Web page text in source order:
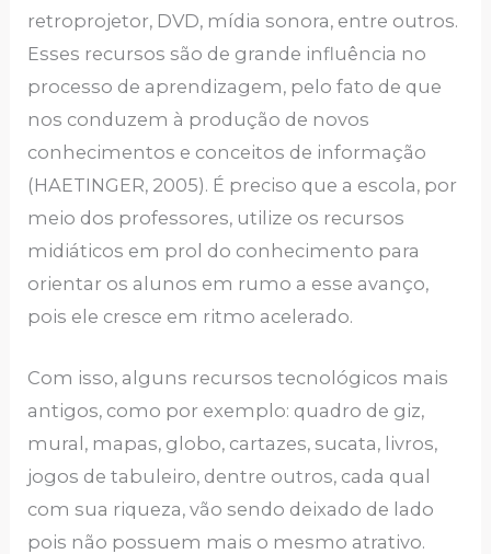
retroprojetor, DVD, mídia sonora, entre outros.
Esses recursos são de grande influência no
processo de aprendizagem, pelo fato de que
nos conduzem à produção de novos
conhecimentos e conceitos de informação
(HAETINGER, 2005). É preciso que a escola, por
meio dos professores, utilize os recursos
midiáticos em prol do conhecimento para
orientar os alunos em rumo a esse avanço,
pois ele cresce em ritmo acelerado.
Com isso, alguns recursos tecnológicos mais
antigos, como por exemplo: quadro de giz,
mural, mapas, globo, cartazes, sucata, livros,
jogos de tabuleiro, dentre outros, cada qual
com sua riqueza, vão sendo deixado de lado
pois não possuem mais o mesmo atrativo.